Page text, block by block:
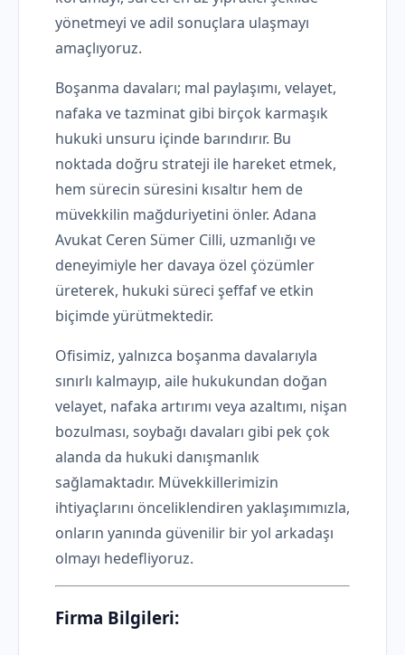
yönetmeyi ve adil sonuçlara ulaşmayı
amaçlıyoruz.
Boşanma davaları; mal paylaşımı, velayet,
nafaka ve tazminat gibi birçok karmaşık
hukuki unsuru içinde barındırır. Bu
noktada doğru strateji ile hareket etmek,
hem sürecin süresini kısaltır hem de
müvekkilin mağduriyetini önler. Adana
Avukat Ceren Sümer Cilli, uzmanlığı ve
deneyimiyle her davaya özel çözümler
üreterek, hukuki süreci şeffaf ve etkin
biçimde yürütmektedir.
Ofisimiz, yalnızca boşanma davalarıyla
sınırlı kalmayıp, aile hukukundan doğan
velayet, nafaka artırımı veya azaltımı, nişan
bozulması, soybağı davaları gibi pek çok
alanda da hukuki danışmanlık
sağlamaktadır. Müvekkillerimizin
ihtiyaçlarını önceliklendiren yaklaşımımızla,
onların yanında güvenilir bir yol arkadaşı
olmayı hedefliyoruz.
Firma Bilgileri: